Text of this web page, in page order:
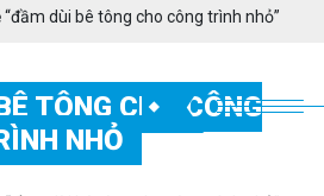
dùi bê tông cho công trình nhỏ”
TÔNG CHO CÔNG
NHỎ